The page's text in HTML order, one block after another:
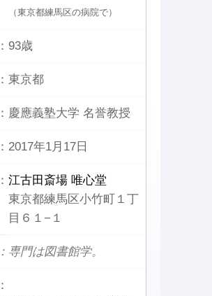
（東京都練馬区の病院で）
93歳
東京都
慶應義塾大学 名誉教授
2017年1月17日
江古田斎場 唯心堂
東京都練馬区小竹町１丁
目６１−１
専門は図書館学。